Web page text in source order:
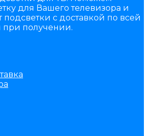
для Вашего телевизора и
подсветки с доставкой по всей
при получении.